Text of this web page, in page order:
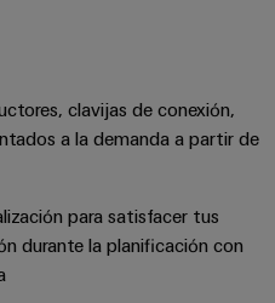
clavijas de conexión,
a la demanda a partir de
para satisfacer tus
durante la planificación con